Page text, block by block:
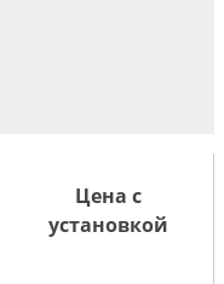
Цена с
установкой